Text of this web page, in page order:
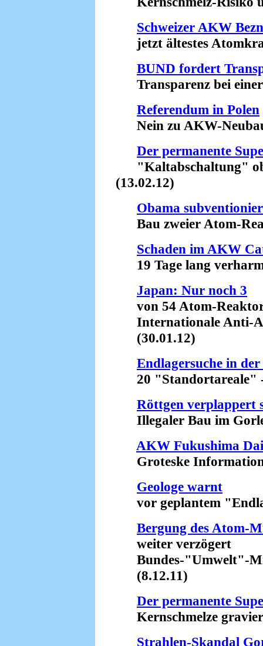
Schweizer AKW
jetzt ältestes
BUND fordert
Transparenz bei einer
Referendum in Polen
Nein zu AKW-
Der permanente
"Kaltabschaltung"
(13.02.12)
Obama
Bau zweier Atom-
Schaden im AKW
19 Tage lang
Japan: Nur noch 3
von 54 Atom-
Internationale Anti-
(30.01.12)
Endlagersuche in der
20 "Standortareale" -
Röttgen verplappert
Illegaler Bau im
AKW Fukushima
Groteske
Geologe warnt
vor geplantem
Bergung des Atom-
weiter verzögert
Bundes-"Umwelt"-
(8.12.11)
Der permanente
Kernschmelze
Strahlen-Skandal